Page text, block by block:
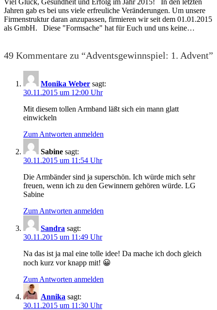
Jahren gab es bei uns viele erfreuliche Veränderungen. Um unsere
Firmenstruktur daran anzupassen, firmieren wir seit dem 01.01.2015
als GmbH. Diese "Formsache" hat für Euch und uns keine…
49 Kommentare zu “Adventsgewinnspiel: 1. Advent”
Monika Weber sagt:
30.11.2015 um 12:00 Uhr
Mit diesem tollen Armband läßt sich ein mann glatt
einwickeln
Zum Antworten anmelden
Sabine sagt:
30.11.2015 um 11:54 Uhr
Die Armbänder sind ja superschön. Ich würde mich sehr
freuen, wenn ich zu den Gewinnern gehören würde. LG
Sabine
Zum Antworten anmelden
Sandra sagt:
30.11.2015 um 11:49 Uhr
Na das ist ja mal eine tolle idee! Da mache ich doch gleich
noch kurz vor knapp mit! 😀
Zum Antworten anmelden
Annika sagt:
30.11.2015 um 11:30 Uhr